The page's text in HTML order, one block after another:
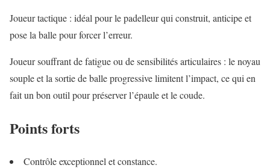
Joueur tactique : idéal pour le padelleur qui construit, anticipe et
pose la balle pour forcer l’erreur.
Joueur souffrant de fatigue ou de sensibilités articulaires : le noyau
souple et la sortie de balle progressive limitent l’impact, ce qui en
fait un bon outil pour préserver l’épaule et le coude.
Points forts
Contrôle exceptionnel et constance.